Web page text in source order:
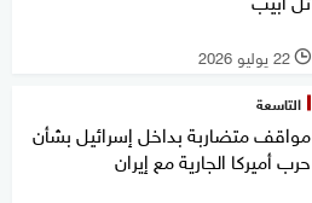
l 22 يوليو 2026
التاسعة
مواقف متضاربة بداخل إسرائيل بشأن
حرب أميركا الجارية مع إيران